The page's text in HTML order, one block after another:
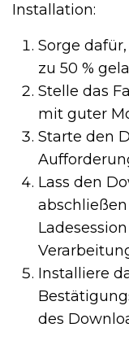
Installation:
Sorge
zu 50 %
Stelle das
mit guter
Starte den
Lass den
Installiere
des